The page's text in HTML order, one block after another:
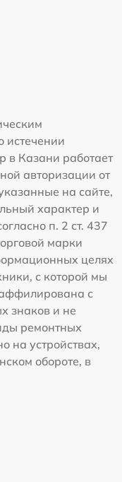
истечении
в Казани работает
авторизации от
на сайте,
характер и
п. 2 ст. 437
марки
целях
с которой мы
с
знаков и не
ремонтных
на устройствах,
обороте, в